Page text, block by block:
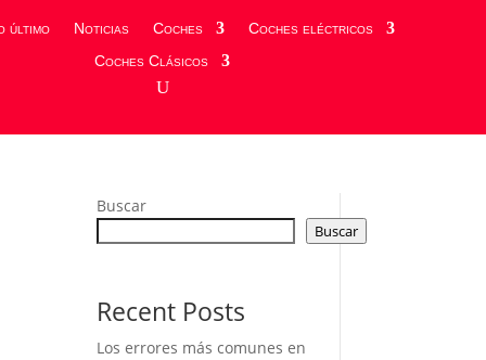
último Noticias Coches
Coches eléctricos
Coches Clásicos
Buscar
Buscar
Recent Posts
Los errores más comunes en